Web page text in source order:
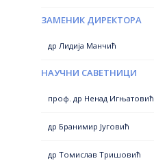
ЗАМЕНИК ДИРЕКТОРА
др Лидија Манчић
НАУЧНИ САВЕТНИЦИ
проф. др Ненад Игњатовић
др Бранимир Југовић
др Томислав Тришовић